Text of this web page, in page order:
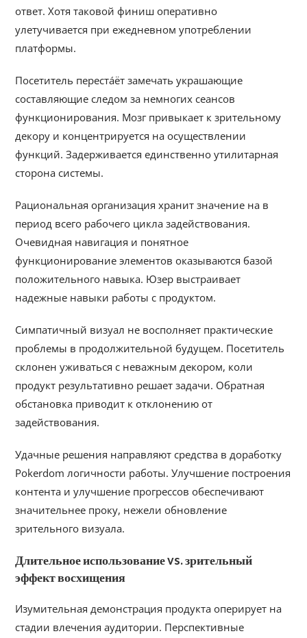
ответ. Хотя таковой финиш оперативно
улетучивается при ежедневном употреблении
платформы.
Посетитель переста́ёт замечать украшающие
составляющие следом за немногих сеансов
функционирования. Мозг привыкает к зрительному
декору и концентрируется на осуществлении
функций. Задерживается единственно утилитарная
сторона системы.
Рациональная организация хранит значение на в
период всего рабочего цикла задействования.
Очевидная навигация и понятное
функционирование элементов оказываются базой
положительного навыка. Юзер выстраивает
надежные навыки работы с продуктом.
Симпатичный визуал не восполняет практические
проблемы в продолжительной будущем. Посетитель
склонен уживаться с неважным декором, коли
продукт результативно решает задачи. Обратная
обстановка приводит к отклонению от
задействования.
Удачные решения направляют средства в доработку
Pokerdom логичности работы. Улучшение построения
контента и улучшение прогрессов обеспечивают
значительнее проку, нежели обновление
зрительного визуала.
Длительное использование vs. зрительный
эффект восхищения
Изумительная демонстрация продукта оперирует на
стадии влечения аудитории. Перспективные